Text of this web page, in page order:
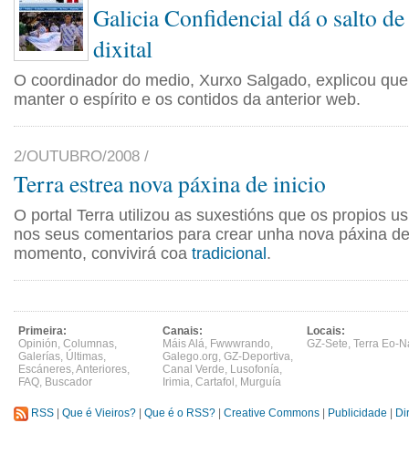
Galicia Confidencial dá o salto
dixital
O coordinador do medio, Xurxo Salgado, explicou
manter o espírito e os contidos da anterior web.
2/OUTUBRO/2008 /
Terra estrea nova páxina de inicio
O portal Terra utilizou as suxestións que os propios
nos seus comentarios para crear unha nova páxina
momento, convivirá coa tradicional .
Primeira:
Opinión, Columnas,
Galerías, Últimas,
Escáneres,Anteriores,
FAQ, Buscador
Canais:
Máis Alá, Fwwwrando,
Galego.org, GZ-Deportiva,
Canal Verde, Lusofonía,
Irimia, Cartafol , Murguía
Locais:
GZ-Sete, Terra Eo-
RSS Que é Vieiros? Que é o RSS? Creative Commons Publicidade